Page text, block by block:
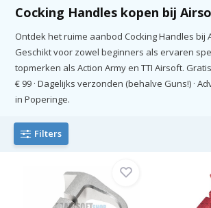
Cocking Handles kopen bij
Ontdek het ruime aanbod Cocking Handles bij
Geschikt voor zowel beginners als ervaren
topmerken als Action Army en TTI Airsoft.
€ 99 · Dagelijks verzonden (behalve Guns!) ·
in Poperinge.
Filters